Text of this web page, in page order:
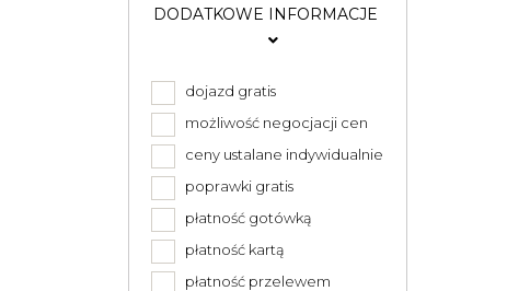
DODATKOWE INFORMACJE
dojazd gratis
możliwość negocjacji cen
ceny ustalane indywidualnie
poprawki gratis
płatność gotówką
płatność kartą
płatność przelewem